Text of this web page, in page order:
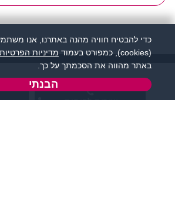
שירות לקוחות:
כדי להבטיח חוויה מהנה באתרנו, אנו
(cookies), כמפורט בעמוד
מדיניות הפרטיות
באתר מהווה את הסכמתך על כך.
הבנתי